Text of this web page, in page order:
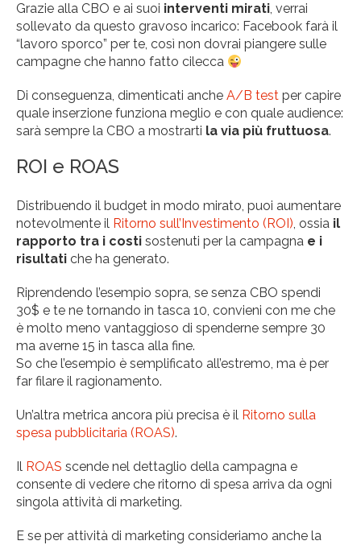
Grazie alla CBO e ai suoi interventi mirati, verrai
sollevato da questo gravoso incarico: Facebook farà il
“lavoro sporco” per te, così non dovrai piangere sulle
campagne che hanno fatto cilecca
Di conseguenza, dimenticati anche A/B test per capire
quale inserzione funziona meglio e con quale audience:
sarà sempre la CBO a mostrarti la via più fruttuosa.
ROI e ROAS
Distribuendo il budget in modo mirato, puoi aumentare
notevolmente il Ritorno sull’Investimento (ROI), ossia il
rapporto tra i costi sostenuti per la campagna e i
risultati che ha generato.
Riprendendo l’esempio sopra, se senza CBO spendi
30$ e te ne tornando in tasca 10, convieni con me che
è molto meno vantaggioso di spenderne sempre 30
ma averne 15 in tasca alla fine.
So che l’esempio è semplificato all’estremo, ma è per
far filare il ragionamento.
Un’altra metrica ancora più precisa è il Ritorno sulla
spesa pubblicitaria (ROAS).
Il ROAS scende nel dettaglio della campagna e
consente di vedere che ritorno di spesa arriva da ogni
singola attività di marketing.
E se per attività di marketing consideriamo anche la